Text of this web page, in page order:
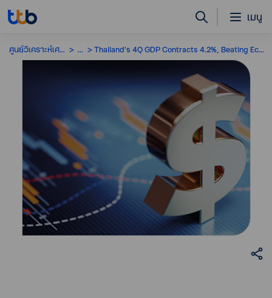
เมนู
ศูนย์วิเคราะห์เศรษฐกิจ ... Thailand’s 4Q GDP Contracts 4.2%, Beating Economists’ Forecast of Dropping 5.4%